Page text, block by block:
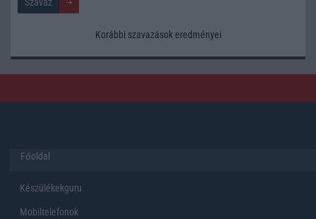
Korábbi szavazások eredményei
Főoldal
Készülékekguru
Mobiltelefonok